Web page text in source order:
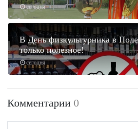
сегодня
сегодня
В День физкультурника в
только полезное!
Комментарии 0